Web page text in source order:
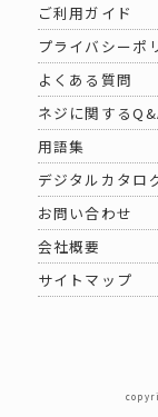
ご利用ガイド
プライバシーポ
よくある質問
ネジに関する
用語集
デジタルカタロ
お問い合わせ
会社概要
サイトマップ